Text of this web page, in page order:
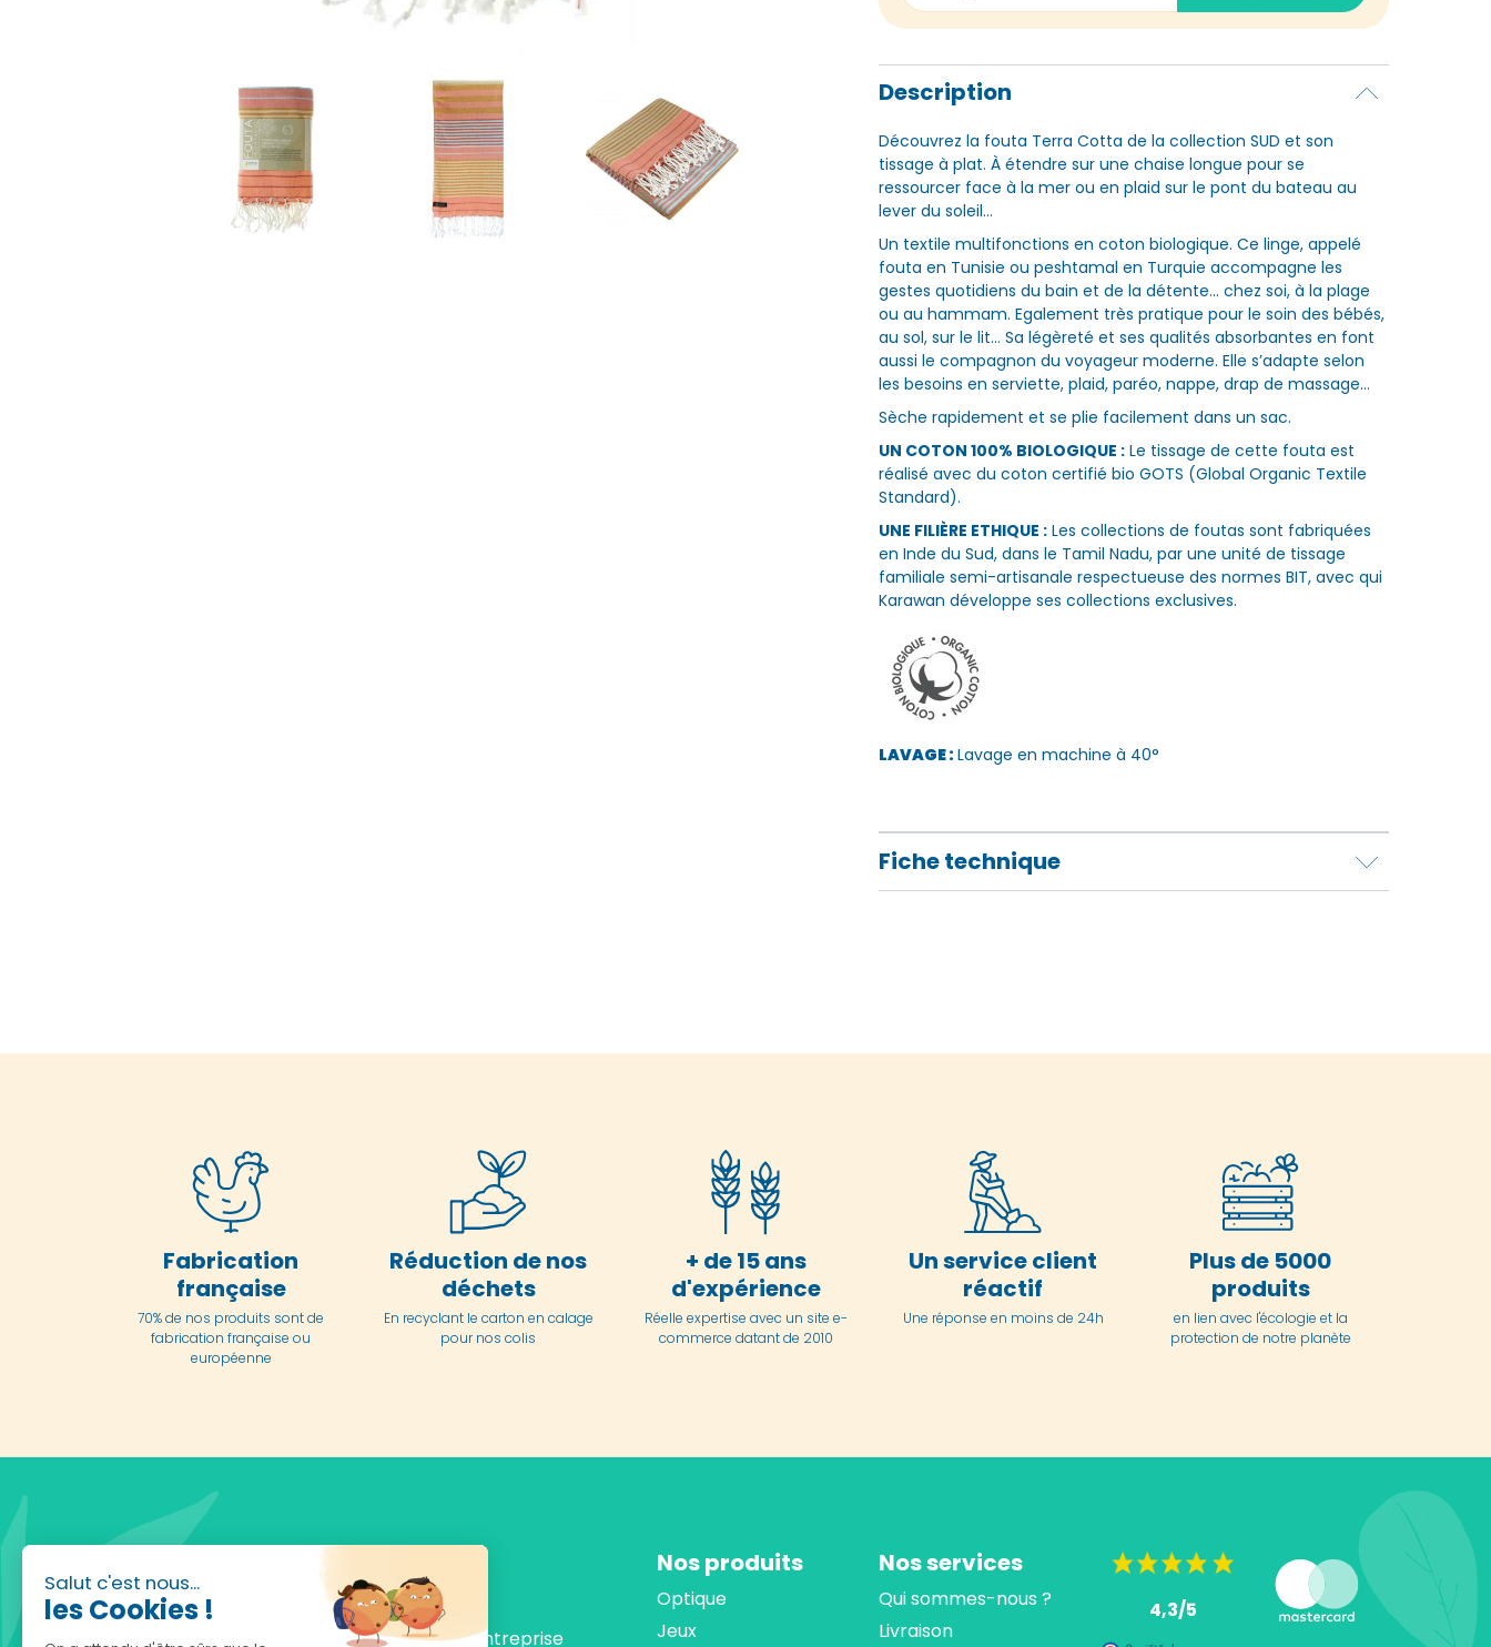
Salut c'est nous...
les Cookies !
Description
Découvrez la fouta Terra Cotta de la collection SUD et son
tissage à plat. À étendre sur une chaise longue pour se
ressourcer face à la mer ou en plaid sur le pont du bateau au
lever du soleil...
Un textile multifonctions en coton biologique. Ce linge, appelé
fouta en Tunisie ou peshtamal en Turquie accompagne les
gestes quotidiens du bain et de la détente... chez soi, à la plage
ou au hammam. Egalement très pratique pour le soin des bébés,
au sol, sur le lit… Sa légèreté et ses qualités absorbantes en font
aussi le compagnon du voyageur moderne. Elle s’adapte selon
les besoins en serviette, plaid, paréo, nappe, drap de massage…
Sèche rapidement et se plie facilement dans un sac.
UN COTON 100% BIOLOGIQUE :Le tissage de cette fouta est
réalisé avec du coton certifié bio GOTS (Global Organic Textile
Standard).
UNE FILIÈRE ETHIQUE :Les collections de foutas sont fabriquées
en Inde du Sud, dans le Tamil Nadu, par une unité de tissage
familiale semi-artisanale respectueuse des normes BIT, avec qui
Karawan développe ses collections exclusives.
LAVAGE :Lavage en machine à 40°
Fiche technique
Fabrication
française
70% de nos produits sont de
fabrication française ou
européenne
Réduction de nos
déchets
En recyclant le carton en calage
pour nos colis
+ de 15 ans
d'expérience
Réelle expertise avec un site e-
commerce datant de 2010
Un service client
réactif
Une réponse en moins de 24h
Plus de 5000
produits
en lien avec l'écologie et la
protection de notre planète
Fondée en 2010, achatnature.com est une entreprise
Nos produits
Optique
Jeux
Nos services
Qui sommes-nous ?
Livraison
4,3/5